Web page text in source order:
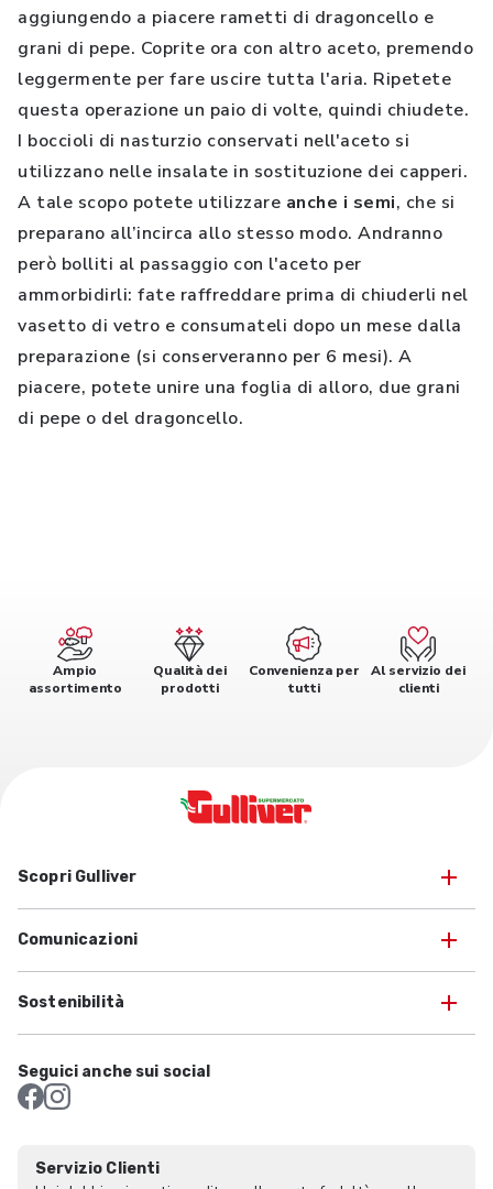
aggiungendo a piacere rametti di dragoncello e
grani di pepe. Coprite ora con altro aceto, premendo
leggermente per fare uscire tutta l'aria. Ripetete
questa operazione un paio di volte, quindi chiudete.
I boccioli di nasturzio conservati nell'aceto si
utilizzano nelle insalate in sostituzione dei capperi.
A tale scopo potete utilizzare anche i semi, che si
preparano all’incirca allo stesso modo. Andranno
però bolliti al passaggio con l'aceto per
ammorbidirli: fate raffreddare prima di chiuderli nel
vasetto di vetro e consumateli dopo un mese dalla
preparazione (si conserveranno per 6 mesi). A
piacere, potete unire una foglia di alloro, due grani
di pepe o del dragoncello.
Ampio
assortimento
Qualità dei
prodotti
Convenienza per
tutti
Al servizio dei
clienti
Scopri Gulliver
Comunicazioni
Sostenibilità
Seguici anche sui social
Servizio Clienti